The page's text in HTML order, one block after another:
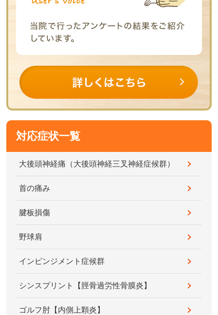
対応症状一覧
大後頭神経痛（大後頭神経三叉神経症候群）
首の痛み
腱板損傷
野球肩
インピンジメント症候群
シンスプリント【脛骨過労性骨膜炎】
ゴルフ肘【内側上顆炎】